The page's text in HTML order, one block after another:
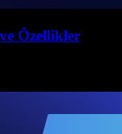
Özellikler